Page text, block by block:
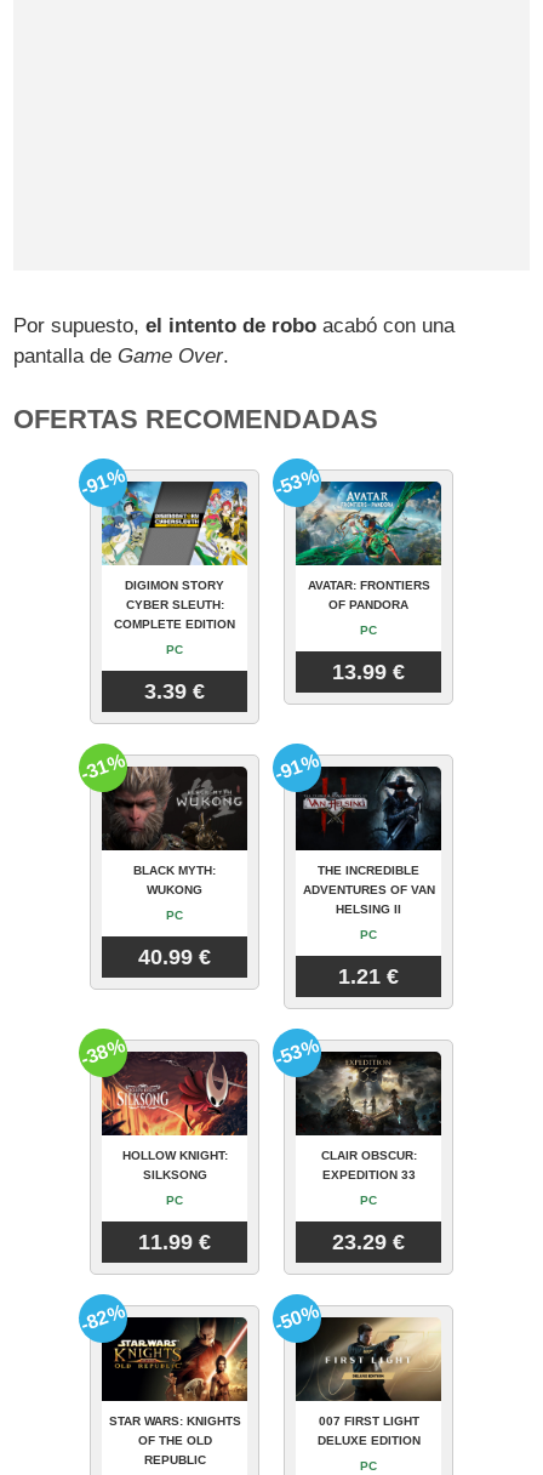
Por supuesto,el intento de robo acabó con una
pantalla deGame Over.
OFERTAS RECOMENDADAS
DIGIMON STORY
CYBER SLEUTH:
COMPLETE EDITION
PC
3.39 €
-91%
AVATAR: FRONTIERS
OF PANDORA
PC
13.99 €
-53%
BLACK MYTH:
WUKONG
PC
40.99 €
-31%
THE INCREDIBLE
ADVENTURES OF VAN
HELSING II
PC
1.21 €
-91%
HOLLOW KNIGHT:
SILKSONG
PC
11.99 €
-38%
CLAIR OBSCUR:
EXPEDITION 33
PC
23.29 €
-53%
STAR WARS: KNIGHTS
OF THE OLD
REPUBLIC
-82%
007 FIRST LIGHT
DELUXE EDITION
PC
-50%